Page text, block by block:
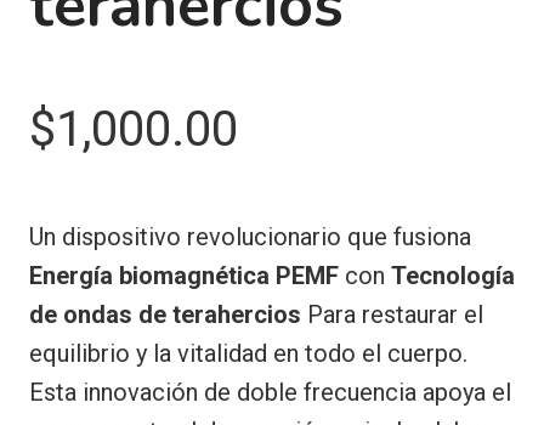
$1,000.00
Un dispositivo revolucionario que fusiona
Energía biomagnética PEMF con Tecnología
de ondas de terahercios Para restaurar el
equilibrio y la vitalidad en todo el cuerpo.
Esta innovación de doble frecuencia apoya el